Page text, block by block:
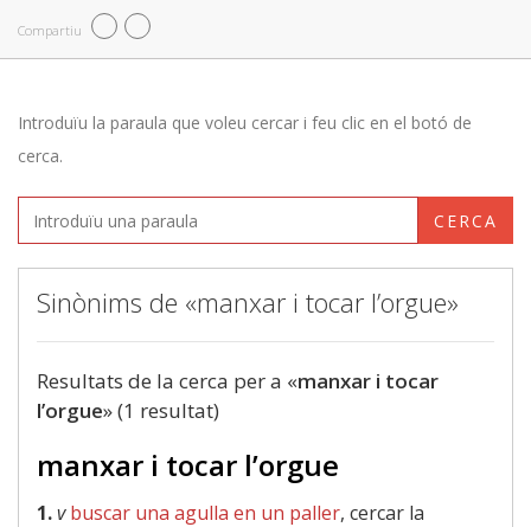
Compartiu
Introduïu la paraula que voleu cercar i feu clic en el botó de
cerca.
CERCA
Sinònims de «manxar i tocar l’orgue»
Resultats de la cerca per a «manxar i tocar
l’orgue» (1 resultat)
manxar i tocar l’orgue
1.v buscar una agulla en un paller, cercar la